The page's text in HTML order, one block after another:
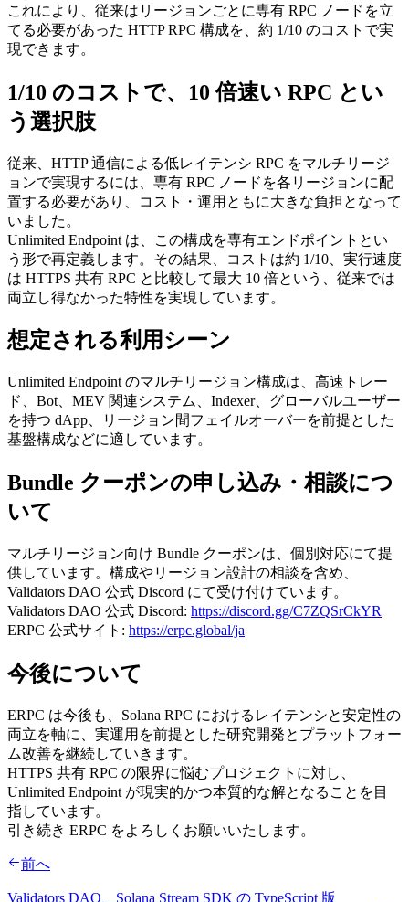
これにより、従来はリージョンごとに専有 RPC ノードを立
てる必要があった HTTP RPC 構成を、約 1/10 のコストで実
現できます。
1/10 のコストで、10 倍速い RPC とい
う選択肢
従来、HTTP 通信による低レイテンシ RPC をマルチリージ
ョンで実現するには、専有 RPC ノードを各リージョンに配
置する必要があり、コスト・運用ともに大きな負担となって
いました。
Unlimited Endpoint は、この構成を専有エンドポイントとい
う形で再定義します。その結果、コストは約 1/10、実行速度
は HTTPS 共有 RPC と比較して最大 10 倍という、従来では
両立し得なかった特性を実現しています。
想定される利用シーン
Unlimited Endpoint のマルチリージョン構成は、高速トレー
ド、Bot、MEV 関連システム、Indexer、グローバルユーザー
を持つ dApp、リージョン間フェイルオーバーを前提とした
基盤構成などに適しています。
Bundle クーポンの申し込み・相談につ
いて
マルチリージョン向け Bundle クーポンは、個別対応にて提
供しています。構成やリージョン設計の相談を含め、
Validators DAO 公式 Discord にて受け付けています。
Validators DAO 公式 Discord: https://discord.gg/C7ZQSrCkYR
ERPC 公式サイト: https://erpc.global/ja
今後について
ERPC は今後も、Solana RPC におけるレイテンシと安定性の
両立を軸に、実運用を前提とした研究開発とプラットフォー
ム改善を継続していきます。
HTTPS 共有 RPC の限界に悩むプロジェクトに対し、
Unlimited Endpoint が現実的かつ本質的な解となることを目
指しています。
引き続き ERPC をよろしくお願いいたします。
前へ
Validators DAO、Solana Stream SDK の TypeScript 版